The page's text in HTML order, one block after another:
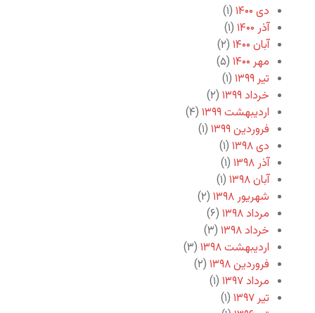
دی ۱۴۰۰
(۱)
آذر ۱۴۰۰
(۱)
آبان ۱۴۰۰
(۲)
مهر ۱۴۰۰
(۵)
تیر ۱۳۹۹
(۱)
خرداد ۱۳۹۹
(۲)
اردیبهشت ۱۳۹۹
(۴)
فروردین ۱۳۹۹
(۱)
دی ۱۳۹۸
(۱)
آذر ۱۳۹۸
(۱)
آبان ۱۳۹۸
(۱)
شهریور ۱۳۹۸
(۲)
مرداد ۱۳۹۸
(۶)
خرداد ۱۳۹۸
(۳)
اردیبهشت ۱۳۹۸
(۳)
فروردین ۱۳۹۸
(۲)
مرداد ۱۳۹۷
(۱)
تیر ۱۳۹۷
(۱)